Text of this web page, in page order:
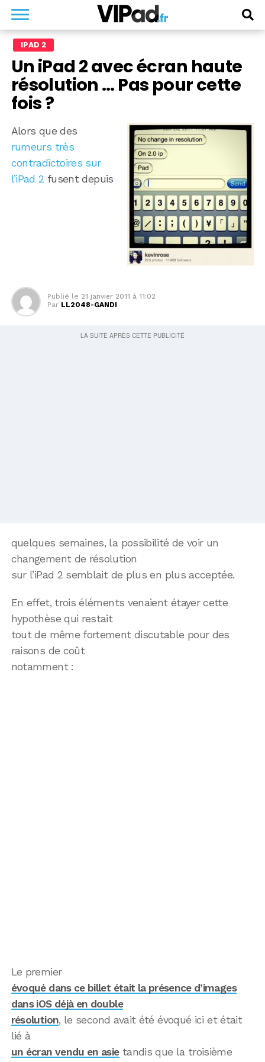
IPAD 2
Un iPad 2 avec écran haute
résolution … Pas pour cette
fois ?
Alors que des
rumeurs très
contradictoires sur
l’iPad 2 fusent depuis
Publié le 21 janvier 2011 à 11:02
Par LL2048-GANDI
quelques semaines, la possibilité de voir un
changement de résolution
sur l’iPad 2 semblait de plus en plus acceptée.
En effet, trois éléments venaient étayer cette
hypothèse qui restait
tout de même fortement discutable pour des
raisons de coût
notamment :
Le premier
évoqué dans ce billet était la présence d’images
dans iOS déjà en double
résolution, le second avait été évoqué ici et était
lié à
un écran vendu en asietandis que la troisième